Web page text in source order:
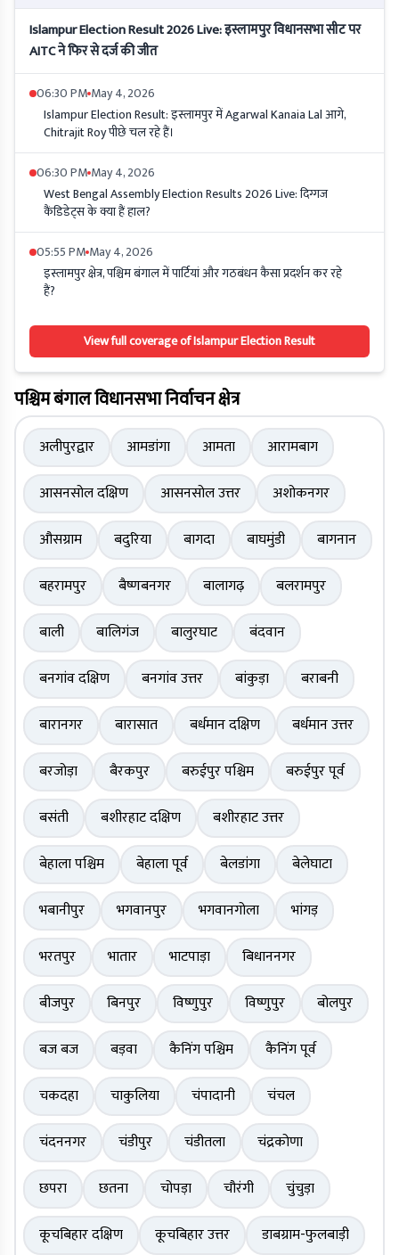
Islampur Election Result 2026 Live: इस्लामपुर विधानसभा सीट पर
AITC ने फिर से दर्ज की जीत
06:30 PM May 4, 2026
Islampur Election Result: इस्लामपुर में Agarwal Kanaia Lal आगे,
Chitrajit Roy पीछे चल रहे हैं।
06:30 PM May 4, 2026
West Bengal Assembly Election Results 2026 Live: दिग्गज
कैंडिडेट्स के क्या हैं हाल?
05:55 PM May 4, 2026
इस्लामपुर क्षेत्र, पश्चिम बंगाल में पार्टियां और गठबंधन कैसा प्रदर्शन कर रहे
हैं?
View full coverage of Islampur Election Result
पश्चिम बंगाल विधानसभा निर्वाचन क्षेत्र
अलीपुरद्वार आमडांगा आमता
आरामबाग
आसनसोल दक्षिण
आसनसोल उत्तर
अशोकनगर
औसग्राम
बदुरिया बागदा बाघमुंडी
बागनान
बहरामपुर
बैष्णबनगर बालागढ़
बलरामपुर
बाली
बालिगंज बालुरघाट
बंदवान
बनगांव दक्षिण
बनगांव उत्तर बांकुड़ा
बराबनी
बारानगर
बारासात बर्धमान दक्षिण
बर्धमान उत्तर
बरजोड़ा
बैरकपुर बरुईपुर पश्चिम
बरुईपुर पूर्व
बसंती
बशीरहाट दक्षिण
बशीरहाट उत्तर
बेहाला पश्चिम
बेहाला पूर्व बेलडांगा
बेलेघाटा
भबानीपुर
भगवानपुर भगवानगोला
भांगड़
भरतपुर
भातार भाटपाड़ा
बिधाननगर
बीजपुर
बिनपुर विष्णुपुर विष्णुपुर
बोलपुर
बज बज
बड़वा कैनिंग पश्चिम
कैनिंग पूर्व
चकदहा
चाकुलिया चंपादानी
चंचल
चंदननगर
चंडीपुर चंडीतला
चंद्रकोणा
छपरा
छतना चोपड़ा चौरंगी
चुंचुड़ा
कूचबिहार दक्षिण
कूचबिहार उत्तर
डाबग्राम-फुलबाड़ी